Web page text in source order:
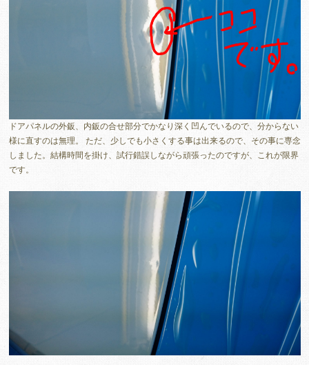
ドアパネルの外鈑、内鈑の合せ部分でかなり深く凹んでいるので、分からない
様に直すのは無理。 ただ、少しでも小さくする事は出来るので、その事に専念
しました。結構時間を掛け、試行錯誤しながら頑張ったのですが、これが限界
です。